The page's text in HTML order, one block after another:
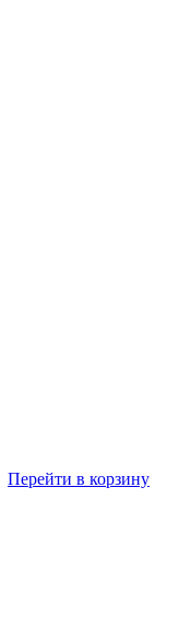
Перейти в корзину